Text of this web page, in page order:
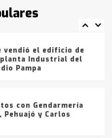
por
de drogas en la
vendió el edificio de
Industrial del
Pampa
con Gendarmería
Pehuajó y Carlos